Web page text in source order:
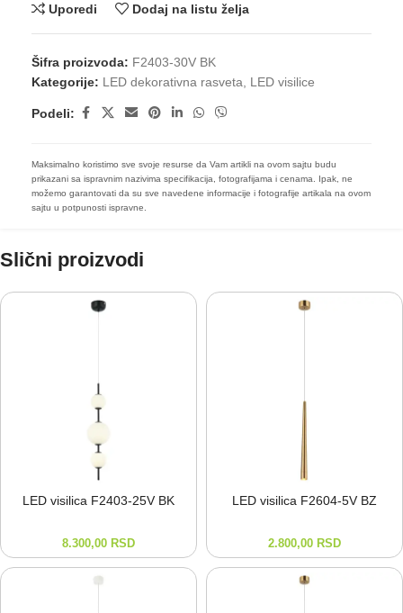
Uporedi Dodaj na listu želja
Šifra proizvoda: F2403-30V BK
Kategorije: LED dekorativna rasveta LED visilice
Podeli:
Maksimalno koristimo sve svoje resurse da Vam artikli na ovom sajtu budu
prikazani sa ispravnim nazivima specifikacija, fotografijama i cenama. Ipak, ne
možemo garantovati da su sve navedene informacije i fotografije artikala na ovom
sajtu u potpunosti ispravne.
Slični proizvodi
LED visilica F2403-⁠25V BK
8.300,00 RSD
LED visilica F2604-⁠5V BZ
2.800,00 RSD